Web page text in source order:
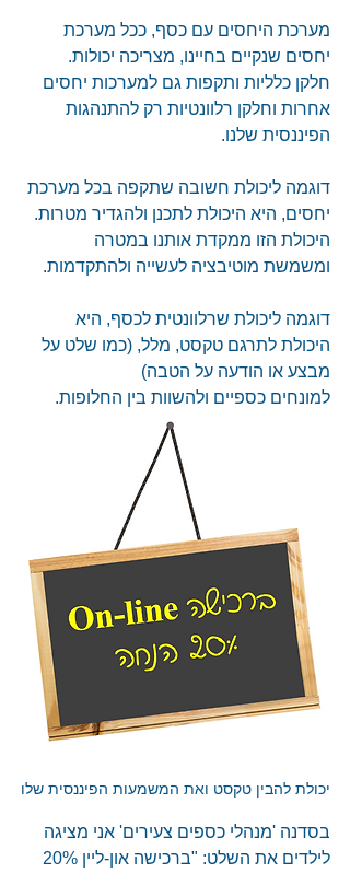
מערכת היחסים עם כסף, ככל מערכת
יחסים שנקיים בחיינו, מצריכה יכולות.
חלקן כלליות ותקפות גם למערכות יחסים
אחרות וחלקן רלוונטיות רק להתנהגות
הפיננסית שלנו.
דוגמה ליכולת חשובה שתקפה בכל מערכת
יחסים, היא היכולת לתכנן ולהגדיר מטרות.
היכולת הזו ממקדת אותנו במטרה
ומשמשת מוטיבציה לעשייה ולהתקדמות.
דוגמה ליכולת שרלוונטית לכסף, היא
היכולת לתרגם טקסט, מלל, (כמו שלט על
מבצע או הודעה על הטבה)
למונחים כספיים ולהשוות בין החלופות.
יכולת להבין טקסט ואת המשמעות הפיננסית שלו
בסדנה 'מנהלי כספים צעירים' אני מציגה